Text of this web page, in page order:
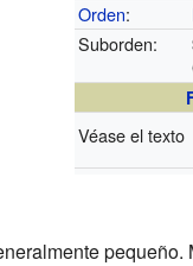
Orden:
Suborden:
Véase el texto
pequeño.